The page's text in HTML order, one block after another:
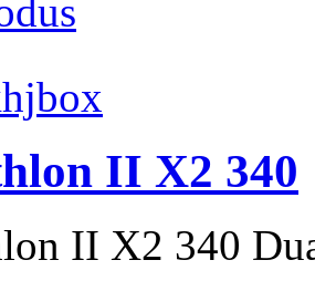
II X2 340
II X2 340